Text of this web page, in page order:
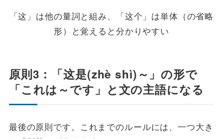
「这」は他の量詞と組み、「这个」は単体（の省略
形）と覚えると分かりやすい
原則3：「这是(zhè shì)～」の形で
「これは～です」と文の主語になる
最後の原則です。これまでのルールには、一つ大き